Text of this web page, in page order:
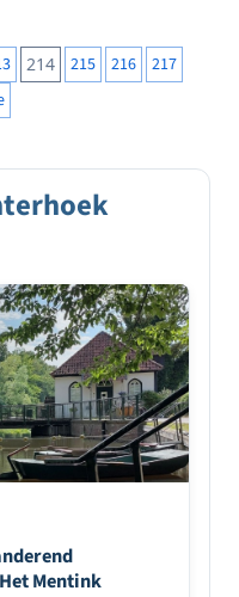
214 215 216
217
Mentink